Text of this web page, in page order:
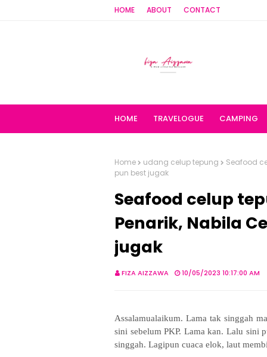
HOME ABOUT CONTACT
HOME TRAVELOGUE CAMPING
Home udang celup tepung
Seafood
pun best jugak
Seafood celup
Penarik, Nabila
jugak
FIZA AIZZAWA 10/05/2023 10:17:00 AM
Assalamualaikum. Lama tak singgah
sini sebelum PKP. Lama kan. Lalu sini
singgah. Lagipun cuaca elok, laut